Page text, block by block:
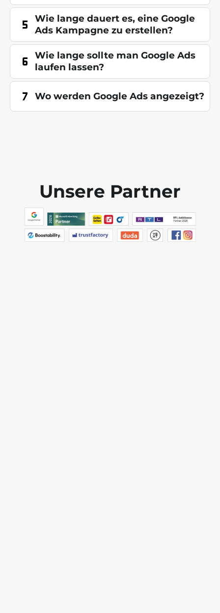
Wie lange dauert es, eine Google
Ads Kampagne zu erstellen?
Wie lange sollte man Google Ads
laufen lassen?
Wo werden Google Ads angezeigt?
Unsere Partner